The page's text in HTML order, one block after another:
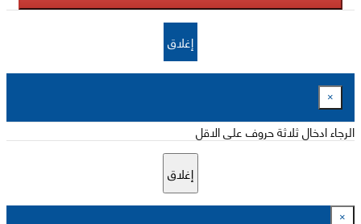
إغلاق
×
الرجاء ادخال ثلاثة حروف على الاقل
إغلاق
×